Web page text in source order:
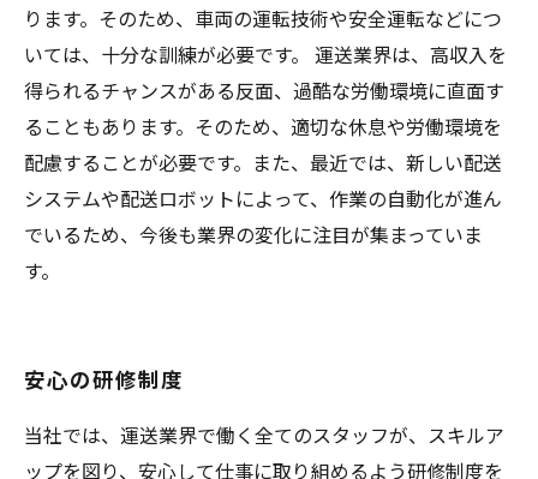
ります。そのため、車両の運転技術や安全運転などにつ
いては、十分な訓練が必要です。 運送業界は、高収入を
得られるチャンスがある反面、過酷な労働環境に直面す
ることもあります。そのため、適切な休息や労働環境を
配慮することが必要です。また、最近では、新しい配送
システムや配送ロボットによって、作業の自動化が進ん
でいるため、今後も業界の変化に注目が集まっていま
す。
安心の研修制度
当社では、運送業界で働く全てのスタッフが、スキルア
ップを図り、安心して仕事に取り組めるよう研修制度を